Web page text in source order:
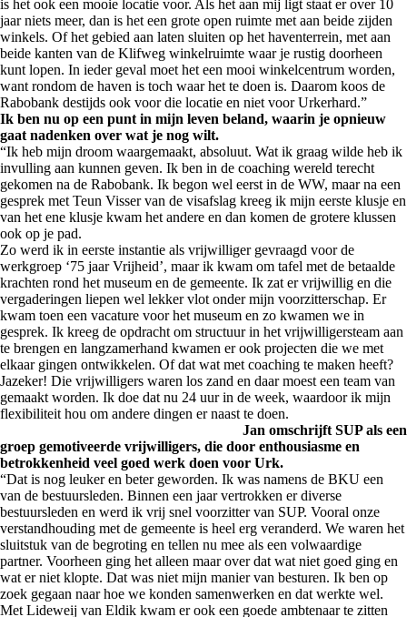
is het ook een mooie locatie voor. Als het aan mij ligt staat er over 10
jaar niets meer, dan is het een grote open ruimte met aan beide zijden
winkels. Of het gebied aan laten sluiten op het haventerrein, met aan
beide kanten van de Klifweg winkelruimte waar je rustig doorheen
kunt lopen. In ieder geval moet het een mooi winkelcentrum worden,
want rondom de haven is toch waar het te doen is. Daarom koos de
Rabobank destijds ook voor die locatie en niet voor Urkerhard.”
Ik ben nu op een punt in mijn leven beland, waarin je opnieuw
gaat nadenken over wat je nog wilt.
“Ik heb mijn droom waargemaakt, absoluut. Wat ik graag wilde heb ik
invulling aan kunnen geven. Ik ben in de coaching wereld terecht
gekomen na de Rabobank. Ik begon wel eerst in de WW, maar na een
gesprek met Teun Visser van de visafslag kreeg ik mijn eerste klusje en
van het ene klusje kwam het andere en dan komen de grotere klussen
ook op je pad.
Zo werd ik in eerste instantie als vrijwilliger gevraagd voor de
werkgroep ‘75 jaar Vrijheid’, maar ik kwam om tafel met de betaalde
krachten rond het museum en de gemeente. Ik zat er vrijwillig en die
vergaderingen liepen wel lekker vlot onder mijn voorzitterschap. Er
kwam toen een vacature voor het museum en zo kwamen we in
gesprek. Ik kreeg de opdracht om structuur in het vrijwilligersteam aan
te brengen en langzamerhand kwamen er ook projecten die we met
elkaar gingen ontwikkelen. Of dat wat met coaching te maken heeft?
Jazeker! Die vrijwilligers waren los zand en daar moest een team van
gemaakt worden. Ik doe dat nu 24 uur in de week, waardoor ik mijn
flexibiliteit hou om andere dingen er naast te doen.
Jan omschrijft SUP als een
groep gemotiveerde vrijwilligers, die door enthousiasme en
betrokkenheid veel goed werk doen voor Urk.
“Dat is nog leuker en beter geworden. Ik was namens de BKU een
van de bestuursleden. Binnen een jaar vertrokken er diverse
bestuursleden en werd ik vrij snel voorzitter van SUP. Vooral onze
verstandhouding met de gemeente is heel erg veranderd. We waren het
sluitstuk van de begroting en tellen nu mee als een volwaardige
partner. Voorheen ging het alleen maar over dat wat niet goed ging en
wat er niet klopte. Dat was niet mijn manier van besturen. Ik ben op
zoek gegaan naar hoe we konden samenwerken en dat werkte wel.
Met Lideweij van Eldik kwam er ook een goede ambtenaar te zitten